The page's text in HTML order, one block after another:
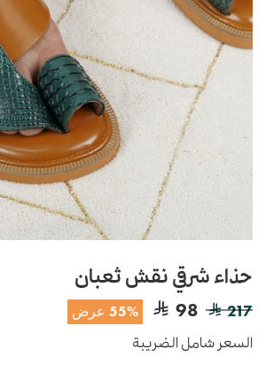
حذاء شرقي نقش ثعبان
217
98 55% عرض
السعر شامل الضريبة